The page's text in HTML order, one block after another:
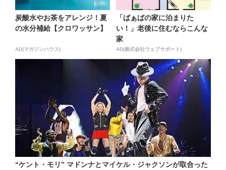
炭酸水やお茶をアレンジ！夏
の水分補給【クロワッサン】
AD(マガジンハウス)
「ばぁばの家に泊まりた
い！」老後に住むならこんな
家
AD(株式会社ウェブサポート)
“ケント・モリ” マドンナとマイケル・ジャクソンが取合った